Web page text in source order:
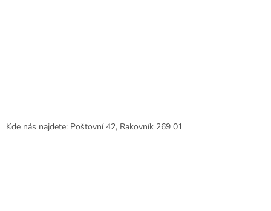
Kde nás najdete: Poštovní 42, Rakovník 269 01